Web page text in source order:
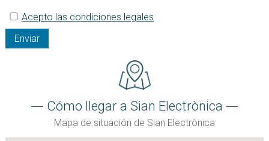
Acepto las condiciones legales
Enviar
Cómo llegar a Sian Electrònica
Mapa de situación de Sian Electrònica